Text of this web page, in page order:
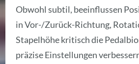
Obwohl subtil, beeinflussen
in Vor-/Zurück-Richtung,
Stapelhöhe kritisch die
präzise Einstellungen